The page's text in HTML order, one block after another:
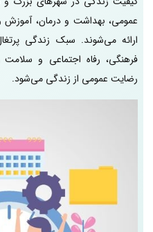
عمومی، بهداشت و درمان،
ارائه می‌شوند. سبک زندگی
فرهنگی، رفاه اجتماعی و
رضایت عمومی از زندگی می‌شود.